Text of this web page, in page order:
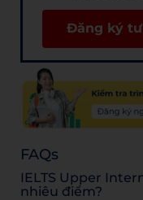
Đăng ký
FAQs
IELTS Upper
nhiêu điểm?